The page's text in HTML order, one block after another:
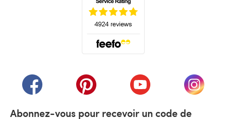
(s'ouvre dans un nouvel onglet)
(s'ouvre dans un nouvel onglet)
(s'ouvre dans un(s'ouvre
Abonnez-vous pour recevoir un code de